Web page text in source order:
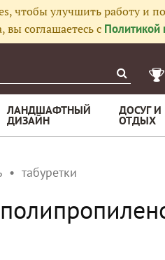
чтобы улучшить работу и
соглашаетесь с Политикой
ЛАНДШАФТНЫЙ
ДИЗАЙН
ДОСУГ И
ОТДЫХ
табуретки